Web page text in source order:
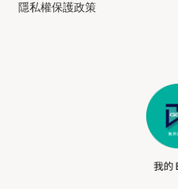
隱私權保護政策